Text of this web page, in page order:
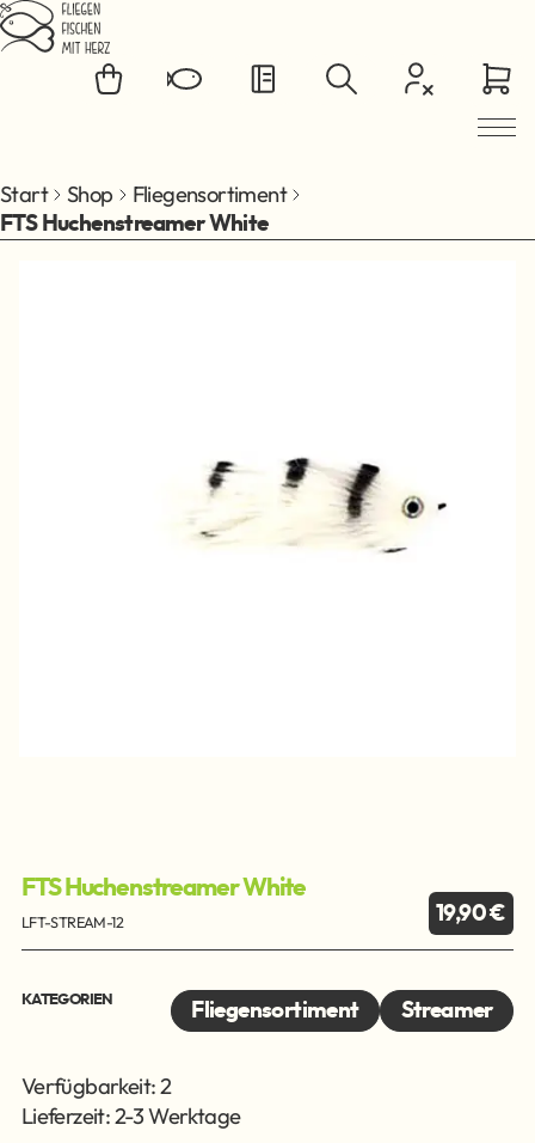
Zum Hauptinhalt springen
Start Shop Fliegensortiment
FTS Huchenstreamer White
FTS Huchenstreamer White
LFT-STREAM-12 19,90 €
KATEGORIEN Fliegensortiment Streamer
Verfügbarkeit: 2
Lieferzeit: 2-3 Werktage